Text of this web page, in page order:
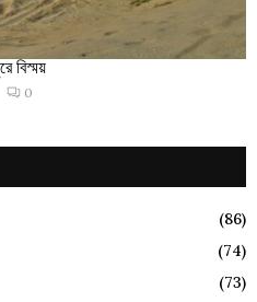
বিস্ময়
0
(86)
(74)
(73)